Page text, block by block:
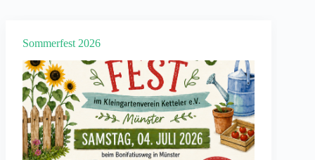
Sommerfest 2026